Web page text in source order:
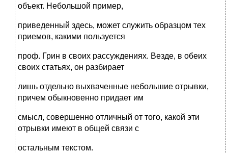
объект. Небольшой пример,
приведенный здесь, может служить образцом тех
приемов, какими пользуется
проф. Грин в своих рассуждениях. Везде, в обеих
своих статьях, он разбирает
лишь отдельно выхваченные небольшие отрывки,
причем обыкновенно придает им
смысл, совершенно отличный от того, какой эти
отрывки имеют в общей связи с
остальным текстом.